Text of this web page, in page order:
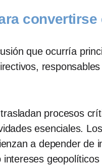
que ocurría
procesos
esenciales.
a depender de
geopolíticos